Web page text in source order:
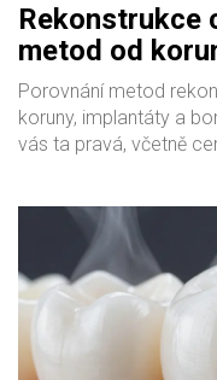
Rekonstrukce
metod od
implantáty
Porovnání metod
koruny, implantáty a
vás ta pravá, včetně